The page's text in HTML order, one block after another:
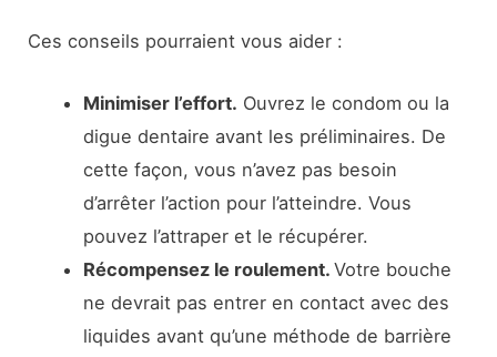
Ces conseils pourraient vous aider :
Minimiser l’effort. Ouvrez le condom ou la
digue dentaire avant les préliminaires. De
cette façon, vous n’avez pas besoin
d’arrêter l’action pour l’atteindre. Vous
pouvez l’attraper et le récupérer.
Récompensez le roulement. Votre bouche
ne devrait pas entrer en contact avec des
liquides avant qu’une méthode de barrière